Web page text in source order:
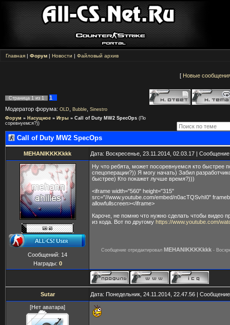
Главная | Форум | Новости | Файловый архив
[ Новые
Страница 1 из 1
1
Модератор форума: OLD Bubble Sinestro
Форум » Насущное » Игры » Call of Duty MW2 SpecOps (По
соревнуемся?))
Call of Duty MW2 SpecOps
MEHANIKKKKkkk Дата: Воскресенье, 23.11.2014, 02.03.17 |
Сообщений: 14
Награды: 0
Ну что ребята, может посоревнуемся кто быстрее
спецоперации?)) Я могу начать) Забил
быстрее) Кто покажет лучше время?)))
<iframe width="560" height="315"
src="//www.youtube.com/embed/n0acTQSvhI0"
allowfullscreen></iframe>
Кароче, не помню что нужно сделать чтобы видео
из кода. Вот по другому https://www.youtube.com/
Сообщение отредактировал MEHANIKKKKkkk -
Sutar Дата: Понедельник, 24.11.2014, 22.47.56 |
[Нет аватара]